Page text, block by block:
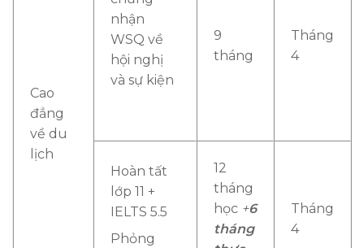
Cao
đẳng
về du
lịch
nhận
WSQ về
hội nghị
và sự kiện
9
tháng
Tháng
4
Hoàn tất
lớp 11 +
IELTS 5.5
Phỏng
12
tháng
học +6
tháng
Tháng
4